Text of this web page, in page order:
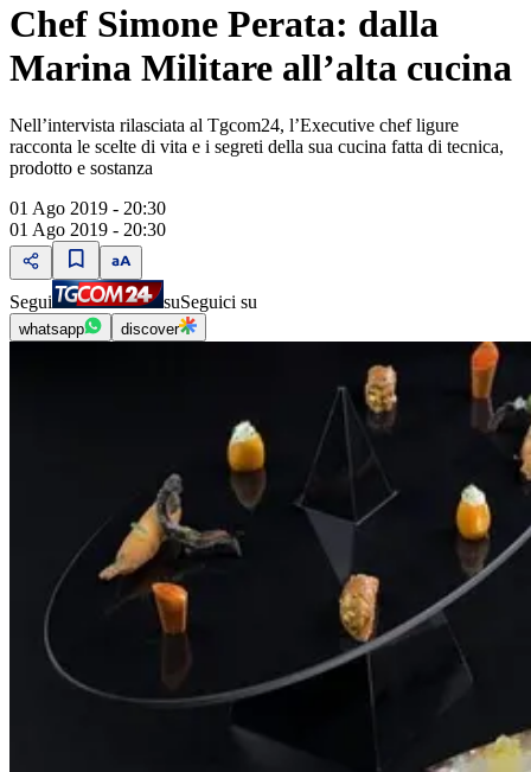
Chef Simone Perata: dalla
Marina Militare all’alta cucina
Nell’intervista rilasciata al Tgcom24, l’Executive chef ligure
racconta le scelte di vita e i segreti della sua cucina fatta di tecnica,
prodotto e sostanza
01 Ago 2019 - 20:30
01 Ago 2019 - 20:30
Segui suSeguici su
whatsapp discover